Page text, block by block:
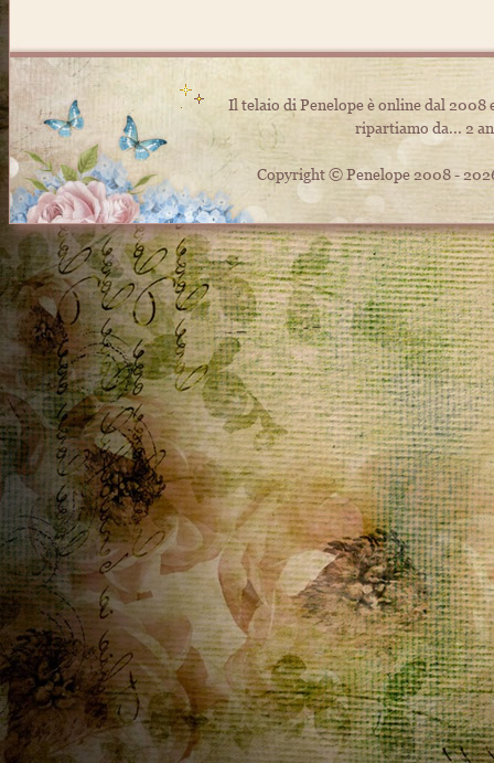
Sei unica ♥️
ૡScritto in Info box
Elise~ 21/05/2026 17:30:40
Riciao visto com'è brava la nostra Grazia?
ૡScritto inHome
Elise~21/05/2026 17:24:43
Ciaoooo carissima Penelope, grazie della visita ,
gentilissima!!!!E' da tanto che non aggiorno, spero di
ricominciare presto.Un abbraccione .Presto vengo a
prenderti qualcosa, con il tuo permesso.Ciauuuuuu
ૡScritto inHome
Cris ~ 16/05/2026 18:25:16
Ciao. Ho preso una tag "help donna" l'ho messa nel mio
nuovo sito. Ti lascio un saluto, buon fine settimana!
ૡScritto inHome
DanyGraphic ~06/04/2026 20:14:40
Ciao Penny , grazie per il tuo consiglio, sei sempre un
di riferimento . Un abbraccione a te . Ti auguro una
serata
ૡScritto inHome
DanyGraphic~06/04/2026 13:51:58
Ciao Penny e buona Pasquetta , oggi casualmente ho
Il telaio di Penelope è online dal 2008
ripartiamo da... 2
Copyright © Penelope 2008 -